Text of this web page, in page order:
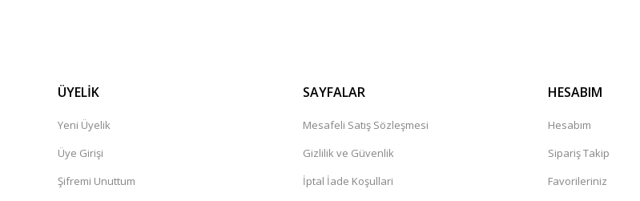
ÜYELİK
Yeni Üyelik
Üye Girişi
Şifremi Unuttum
SAYFALAR
Mesafeli Satış Sözleşmesi
Gizlilik ve Güvenlik
İptal İade Koşullari
HESABIM
Hesabım
Sipariş Takip
Favorileriniz